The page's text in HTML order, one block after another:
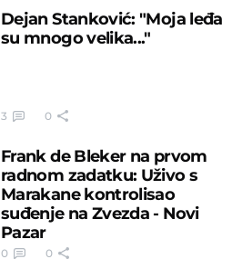
Dejan Stanković: "Moja leđa
su mnogo velika..."
3 0
Frank de Bleker na prvom
radnom zadatku: Uživo s
Marakane kontrolisao
suđenje na Zvezda - Novi
Pazar
0 0